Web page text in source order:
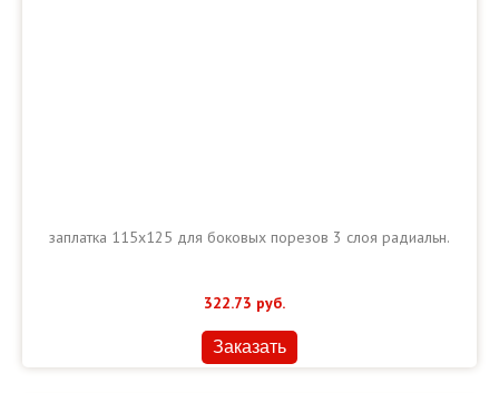
заплатка 115х125 для боковых порезов 3 слоя радиальн.
322.73 руб.
Заказать